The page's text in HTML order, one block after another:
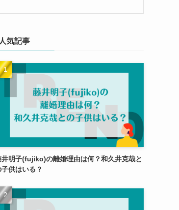
人気記事
井明子(fujiko)の離婚理由は何？和久井克哉と
子供はいる？